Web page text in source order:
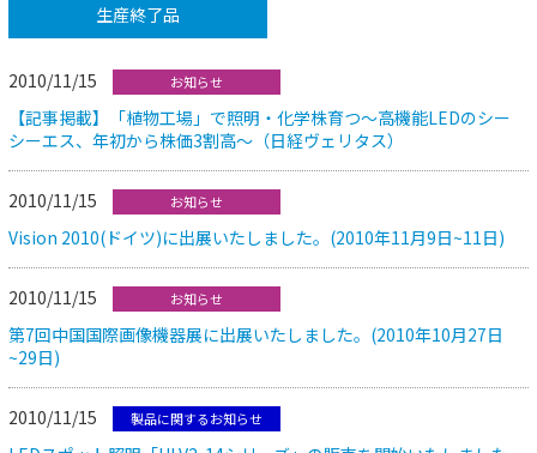
生産終了品
2010/11/15 お知らせ
【記事掲載】「植物工場」で照明・化学株育つ～高機能LEDのシー
シーエス、年初から株価3割高～（日経ヴェリタス）
2010/11/15 お知らせ
Vision 2010(ドイツ)に出展いたしました。(2010年11月9日~11日)
2010/11/15 お知らせ
第7回中国国際画像機器展に出展いたしました。(2010年10月27日
~29日)
2010/11/15 製品に関するお知らせ